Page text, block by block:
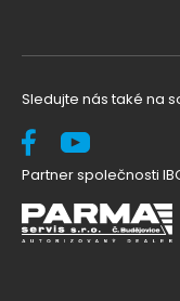
Sledujte nás také na
Partner společnosti